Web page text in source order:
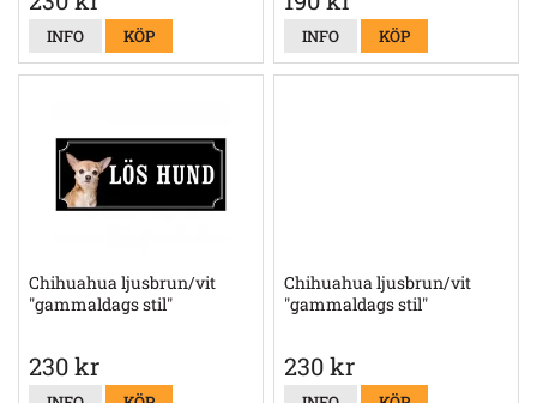
INFO KÖP INFO KÖP
Chihuahua ljusbrun/vit
"gammaldags stil"
230 kr
Chihuahua ljusbrun/vit
"gammaldags stil"
230 kr